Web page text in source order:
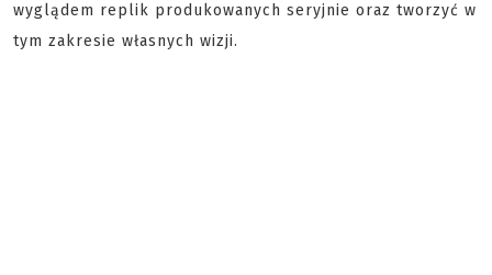
wyglądem replik produkowanych seryjnie oraz tworzyć w
tym zakresie własnych wizji.